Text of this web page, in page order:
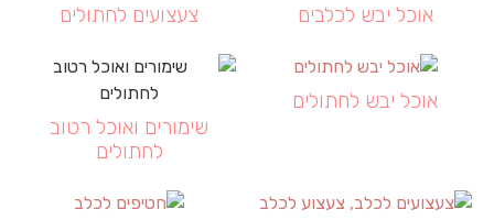
אוכל יבש לכלבים צעצועים לחתולים
אוכל יבש לחתולים
שימורים ואוכל רטוב
לחתולים